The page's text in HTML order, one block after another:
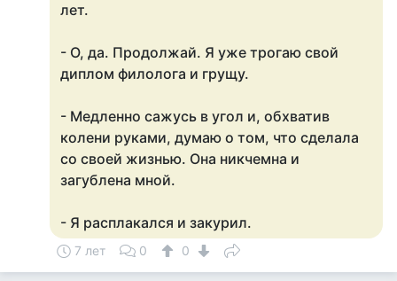
лет.
- О, да. Продолжай. Я уже трогаю свой
диплом филолога и грущу.
- Медленно сажусь в угол и, обхватив
колени руками, думаю о том, что сделала
со своей жизнью. Она никчемна и
загублена мной.
- Я расплакался и закурил.
7 лет 0 0